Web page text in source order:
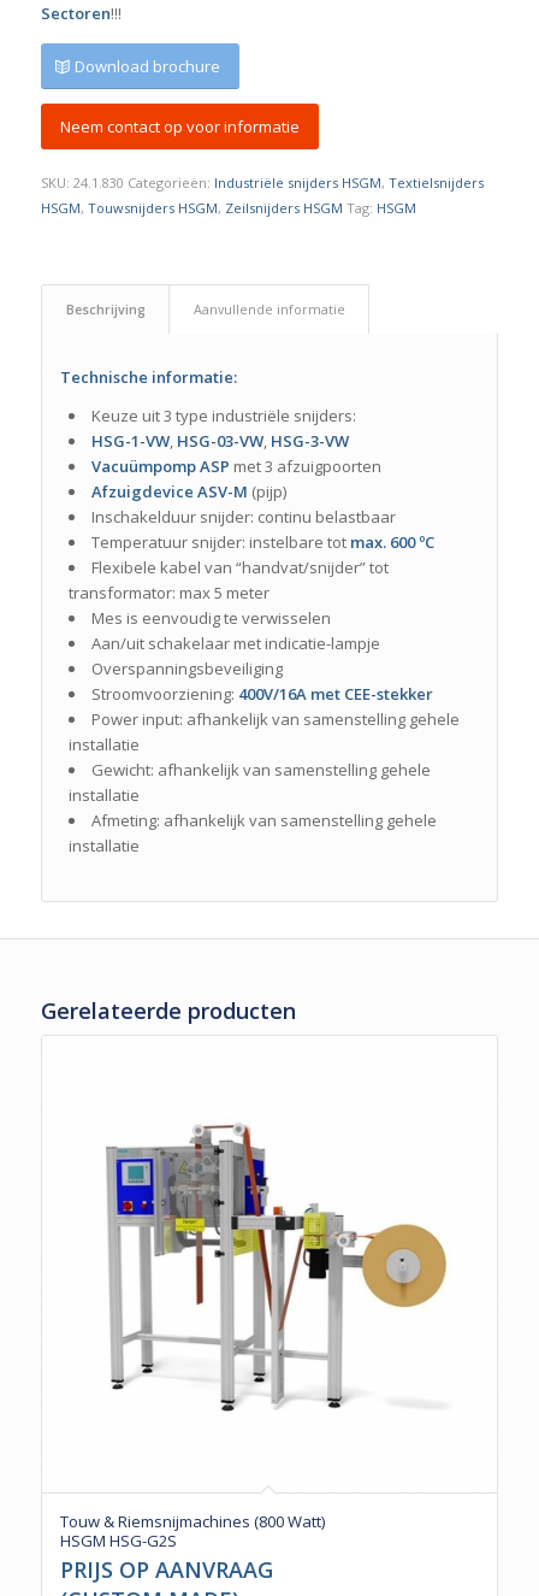
Sectoren!!!
Download brochure
Neem contact op voor informatie
SKU: 24.1.830 Categorieën: Industriële snijders HSGM, Textielsnijders
HSGM, Touwsnijders HSGM, Zeilsnijders HSGM Tag: HSGM
Beschrijving Aanvullende informatie
Technische informatie:
Keuze uit 3 type industriële snijders:
HSG-1-VW, HSG-03-VW, HSG-3-VW
Vacuümpomp ASP met 3 afzuigpoorten
Afzuigdevice ASV-M (pijp)
Inschakelduur snijder: continu belastbaar
Temperatuur snijder: instelbare tot max. 600 ºC
Flexibele kabel van “handvat/snijder” tot
transformator: max 5 meter
Mes is eenvoudig te verwisselen
Aan/uit schakelaar met indicatie-lampje
Overspanningsbeveiliging
Stroomvoorziening: 400V/16A met CEE-stekker
Power input: afhankelijk van samenstelling gehele
installatie
Gewicht: afhankelijk van samenstelling gehele
installatie
Afmeting: afhankelijk van samenstelling gehele
installatie
Gerelateerde producten
Touw & Riemsnijmachines (800 Watt)
HSGM HSG-G2S
PRIJS OP AANVRAAG